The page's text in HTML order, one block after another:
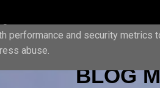
BLOG
to deliver its services and to
performance and security metrics
abuse.